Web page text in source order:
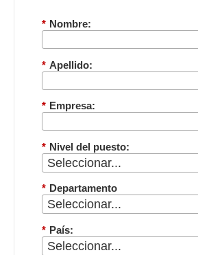
Cómo replicar fácilmente
para la comunidad de partners.
* Nombre:
* Apellido:
* Empresa:
* Nivel del puesto:
* Departamento
* País: